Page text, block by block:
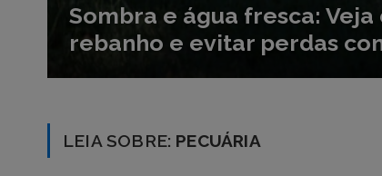
Sombra e água fresca:
rebanho e evitar perdas
LEIA SOBRE: PECUÁRIA